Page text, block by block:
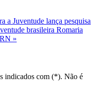
a Juventude lança pesquisa
brasileira Romaria
»
indicados com (*). Não é